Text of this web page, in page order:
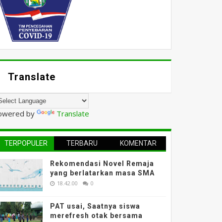
Translate
by Translate
TERPOPULER TERBARU KOMENTAR
Rekomendasi Novel Remaja
yang berlatarkan masa SMA
18.42.00 0
PAT usai, Saatnya siswa
merefresh otak bersama